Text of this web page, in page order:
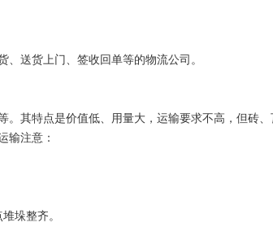
送货上门、签收回单等的物流公司。
其特点是价值低、用量大，运输要求不高，但砖
输注意：
垛整齐。